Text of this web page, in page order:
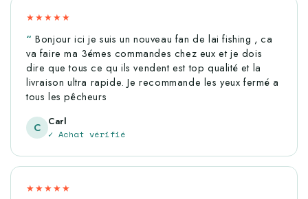
★★★★★
Bonjour ici je suis un nouveau fan de lai fishing , ca
va faire ma 3émes commandes chez eux et je dois
dire que tous ce qu ils vendent est top qualité et la
livraison ultra rapide. Je recommande les yeux fermé a
tous les pêcheurs
C Carl
✓ Achat vérifié
★★★★★